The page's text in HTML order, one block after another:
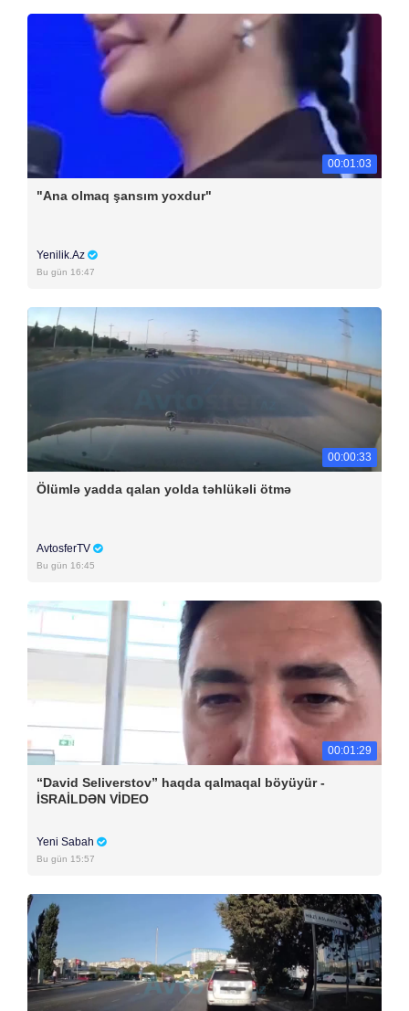
00:01:03
"Ana olmaq şansım yoxdur"
Yenilik.Az
Bu gün 16:47
00:00:33
Ölümlə yadda qalan yolda təhlükəli ötmə
AvtosferTV
Bu gün 16:45
00:01:29
“David Seliverstov” haqda qalmaqal böyüyür -
İSRAİLDƏN VİDEO
Yeni Sabah
Bu gün 15:57